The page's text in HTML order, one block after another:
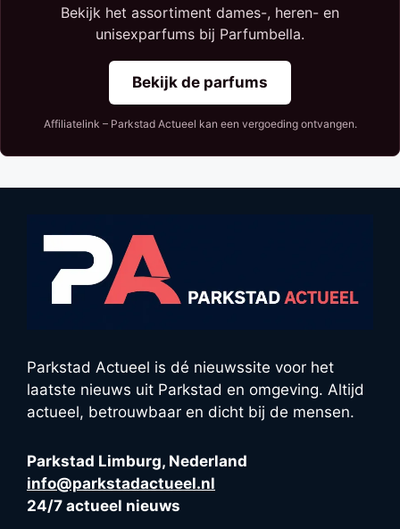
Bekijk het assortiment dames-, heren- en
unisexparfums bij Parfumbella.
Bekijk de parfums
Affiliatelink – Parkstad Actueel kan een vergoeding ontvangen.
Parkstad Actueel is dé nieuwssite voor het
laatste nieuws uit Parkstad en omgeving. Altijd
actueel, betrouwbaar en dicht bij de mensen.
Parkstad Limburg, Nederland
info@parkstadactueel.nl
24/7 actueel nieuws